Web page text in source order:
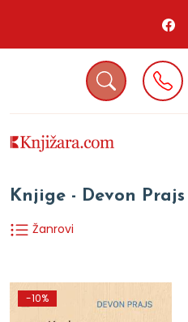
Knjige - Devon Prajs
Žanrovi
-10%